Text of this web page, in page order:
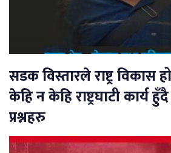
सडक विस्तारले राष्ट्र विकास
केहि न केहि राष्ट्रघाटी कार्य
प्रश्नहरु